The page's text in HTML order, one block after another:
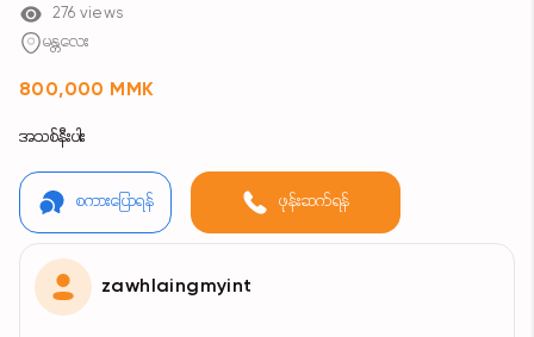
276 views
မန္တလေး
800,000 MMK
အသစ်နီးပါး
စကားပြောရန် ဖုန်းဆက်ရန်
zawhlaingmyint